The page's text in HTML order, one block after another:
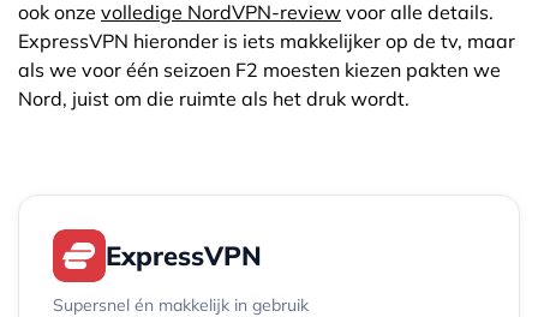
ook onze volledige NordVPN-reviewvoor alle details.
ExpressVPN hieronder is iets makkelijker op de tv, maar
als we voor één seizoen F2 moesten kiezen pakten we
Nord, juist om die ruimte als het druk wordt.
ExpressVPN
Supersnel én makkelijk in gebruik